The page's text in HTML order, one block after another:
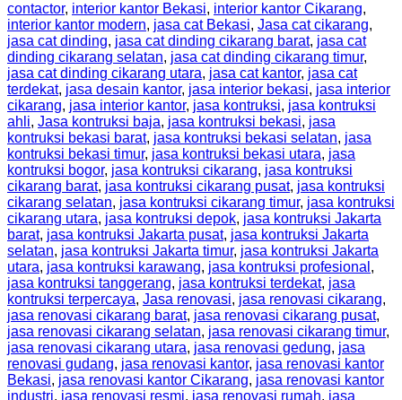
contactor, interior kantor Bekasi, interior kantor Cikarang,
interior kantor modern, jasa cat Bekasi, Jasa cat cikarang,
jasa cat dinding, jasa cat dinding cikarang barat, jasa cat
dinding cikarang selatan, jasa cat dinding cikarang timur,
jasa cat dinding cikarang utara, jasa cat kantor, jasa cat
terdekat, jasa desain kantor, jasa interior bekasi, jasa interior
cikarang, jasa interior kantor, jasa kontruksi, jasa kontruksi
ahli, Jasa kontruksi baja, jasa kontruksi bekasi, jasa
kontruksi bekasi barat, jasa kontruksi bekasi selatan, jasa
kontruksi bekasi timur, jasa kontruksi bekasi utara, jasa
kontruksi bogor, jasa kontruksi cikarang, jasa kontruksi
cikarang barat, jasa kontruksi cikarang pusat, jasa kontruksi
cikarang selatan, jasa kontruksi cikarang timur, jasa kontruksi
cikarang utara, jasa kontruksi depok, jasa kontruksi Jakarta
barat, jasa kontruksi Jakarta pusat, jasa kontruksi Jakarta
selatan, jasa kontruksi Jakarta timur, jasa kontruksi Jakarta
utara, jasa kontruksi karawang, jasa kontruksi profesional ,
jasa kontruksi tanggerang, jasa kontruksi terdekat, jasa
kontruksi terpercaya, Jasa renovasi, jasa renovasi cikarang,
jasa renovasi cikarang barat, jasa renovasi cikarang pusat,
jasa renovasi cikarang selatan, jasa renovasi cikarang timur,
jasa renovasi cikarang utara, jasa renovasi gedung, jasa
renovasi gudang, jasa renovasi kantor, jasa renovasi kantor
Bekasi, jasa renovasi kantor Cikarang, jasa renovasi kantor
industri, jasa renovasi resmi, jasa renovasi rumah, jasa